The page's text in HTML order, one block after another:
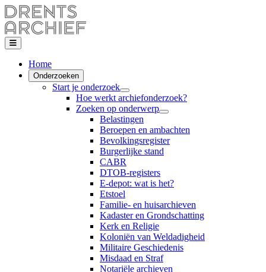
Home
Onderzoeken
Start je onderzoek
Hoe werkt archiefonderzoek?
Zoeken op onderwerp
Belastingen
Beroepen en ambachten
Bevolkingsregister
Burgerlijke stand
CABR
DTOB-registers
E-depot: wat is het?
Etstoel
Familie- en huisarchieven
Kadaster en Grondschatting
Kerk en Religie
Koloniën van Weldadigheid
Militaire Geschiedenis
Misdaad en Straf
Notariële archieven